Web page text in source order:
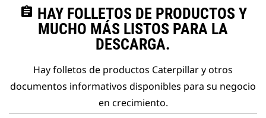
assignment HAY FOLLETOS DE PRODUCTOS Y
MUCHO MÁS LISTOS PARA LA
DESCARGA.
Hay folletos de productos Caterpillar y otros
documentos informativos disponibles para su negocio
en crecimiento.